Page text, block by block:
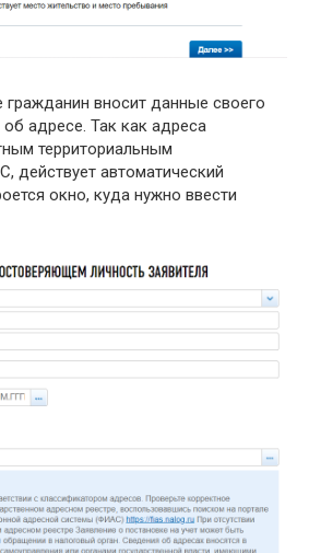
вносит данные своего
адресе. Так как адреса
территориальным
действует автоматический
окно, куда нужно ввести